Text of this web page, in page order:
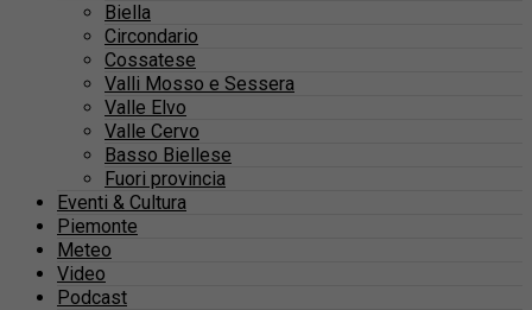
Biella
Circondario
Cossatese
Valli Mosso e Sessera
Valle Elvo
Valle Cervo
Basso Biellese
Fuori provincia
Eventi & Cultura
Piemonte
Meteo
Video
Podcast